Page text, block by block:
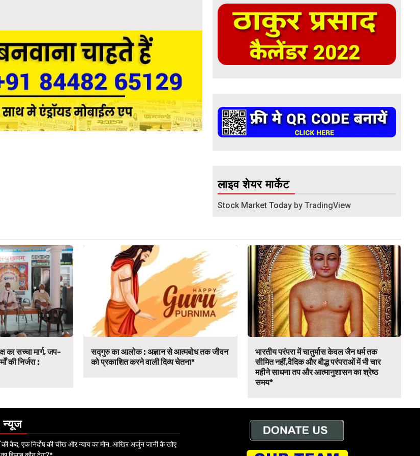
लाइव शेयर मार्केट
Stock Market Today by TradingView
का सच्चा मार्ग, जप-
की निर्जरा :
सद्गुरु का आलोक : अज्ञान से आत्मबोध तक जीवन
को प्रकाशित करने वाली दिव्य चेतना*
भारतीय परंपरा में चातुर्मास केवल जैन धर्म तक
सीमित नहीं,वैदिक और बौद्ध परंपराओं में भी चार
महीने साधना तप और आत्मानुशासन का श्रेष्ठ
समय*
न्यूज
की कैद, एक निर्दोष की चीख और न्याय का मौन: आखिर अर्जुन जानी के खोए